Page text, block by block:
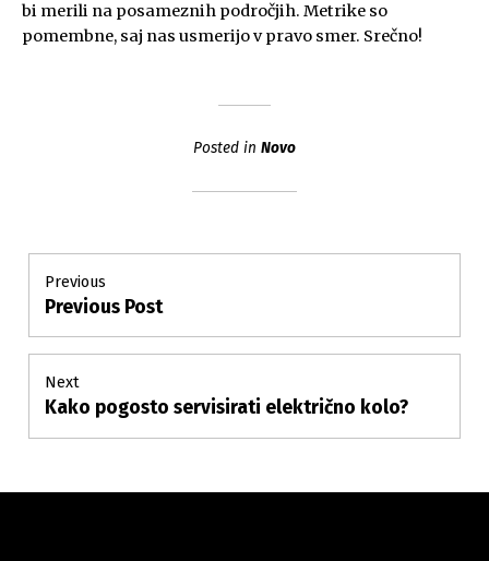
bi merili na posameznih področjih. Metrike so
pomembne, saj nas usmerijo v pravo smer. Srečno!
Posted in Novo
Post
navigation
Previous
Previous
Previous Post
Next
Next
Kako pogosto servisirati električno kolo?